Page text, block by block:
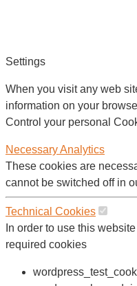
Settings
When you visit any web
information on your
Control your personal
NecessaryAnalytics
These cookies are
cannot be switched off in
Technical Cookies
In order to use this
required cookies